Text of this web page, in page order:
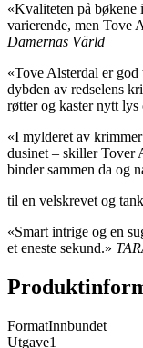
«Kvaliteten på bøkene
varierende, men Tove
Damernas Värld
«Tove Alsterdal er
dybden av redselens
røtter og kaster nytt lys
«I mylderet av
dusinet – skiller Tover
binder sammen da og
til en velskrevet og
«Smart intrige og en
et eneste sekund.»
FormatInnbundet
Utgave1